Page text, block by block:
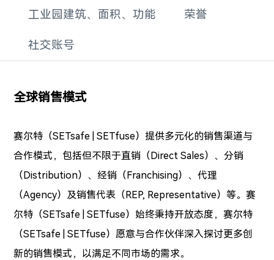
工业园建筑、面积、功能 荣誉
社交账号
全球销售模式
赛尔特（SETsafe | SETfuse）提供多元化的销售渠道与
合作模式，包括但不限于直销（Direct Sales）、分销
（Distribution）、经销（Franchising）、代理
（Agency）及销售代表（REP, Representative）等。赛
尔特 （SETsafe | SETfuse）始终秉持开放态度，赛尔特
（SETsafe | SETfuse）愿意与合作伙伴深入探讨更多创
新的销售模式，以满足不同市场的需求。